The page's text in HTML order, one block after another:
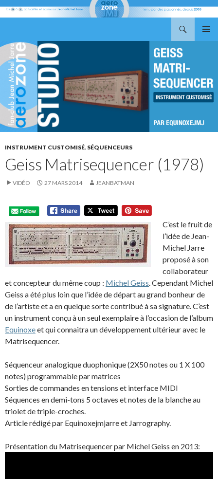
AU
CONTENU
INSTRUMENT CUSTOMISÉ, SÉQUENCEURS
Geiss Matrisequencer (1978)
VIDÉO 27 MARS 2014 JEANBATMAN
C’est le fruit de
l’idée de Jean-
Michel Jarre
proposé à son
collaborateur
et concepteur du même coup : Michel Geiss. Cependant Michel
Geiss a été plus loin que l’idée de départ au grand bonheur de
de l’artiste et a en quelque sorte contribué à sa signature. C’est
un instrument conçu à un seul exemplaire à l’occasion de l’album
Equinoxeet qui connaitra un développement ultérieur avec le
Matrisequencer.
Séquenceur analogique duophonique (2X50 notes ou 1 X 100
notes) programmable par matrices
Sorties de commandes en tensions et interface MIDI
Séquences en demi-tons 5 octaves et notes de la blanche au
triolet de triple-croches.
Article rédigé par Equinoxejmjarre et Jarrography.
Présentation du Matrisequencer par Michel Geiss en 2013: